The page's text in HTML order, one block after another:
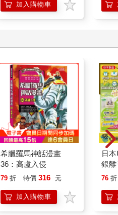
加入購物車
希臘羅馬神話漫畫
36：高盧入侵
79 折 特價 316 元
加入購物車
日
銀
乾
防
尿
76 折